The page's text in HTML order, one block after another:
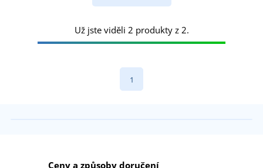
Už jste viděli 2 produkty z 2.
1
Ceny a způsoby doručení